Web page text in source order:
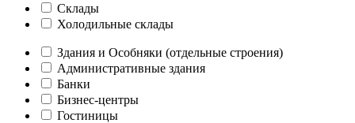
Склады
Холодильные склады
Здания и Особняки (отдельные строения)
Административные здания
Банки
Бизнес-центры
Гостиницы